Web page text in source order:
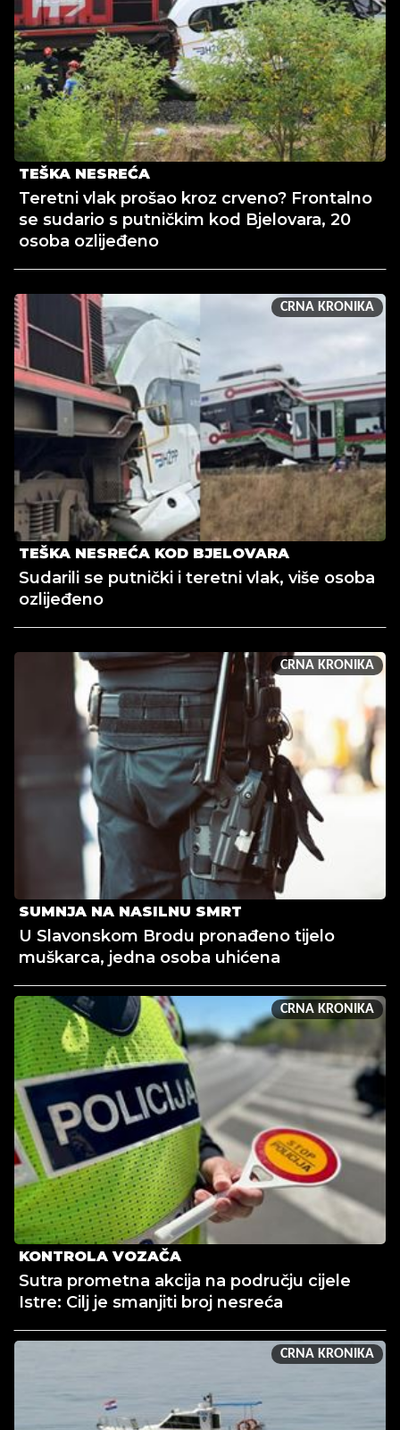
TEŠKA NESREĆA
Teretni vlak prošao kroz crveno? Frontalno
se sudario s putničkim kod Bjelovara, 20
osoba ozlijeđeno
CRNA KRONIKA
TEŠKA NESREĆA KOD BJELOVARA
Sudarili se putnički i teretni vlak, više osoba
ozlijeđeno
CRNA KRONIKA
SUMNJA NA NASILNU SMRT
U Slavonskom Brodu pronađeno tijelo
muškarca, jedna osoba uhićena
CRNA KRONIKA
KONTROLA VOZAČA
Sutra prometna akcija na području cijele
Istre: Cilj je smanjiti broj nesreća
CRNA KRONIKA